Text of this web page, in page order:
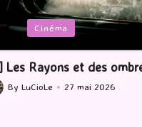
BD Lecture
Gardiens des cités
: Le roman graphique Tome